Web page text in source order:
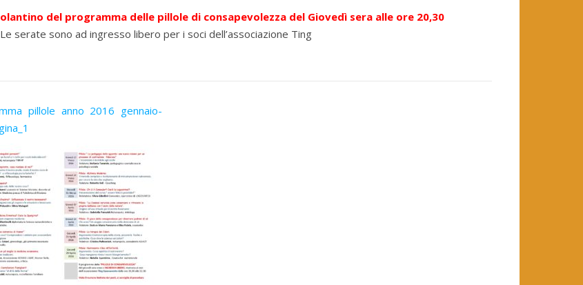
olantino del programma delle pillole di consapevolezza del Giovedì sera alle ore 20,30
Le serate sono ad ingresso libero per i soci dell’associazione Ting